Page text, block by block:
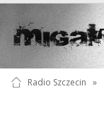
Radio Szczecin »